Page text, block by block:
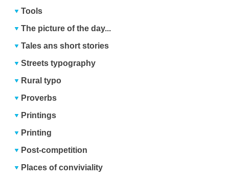
Tools
The picture of the day...
Tales ans short stories
Streets typography
Rural typo
Proverbs
Printings
Printing
Post-competition
Places of conviviality